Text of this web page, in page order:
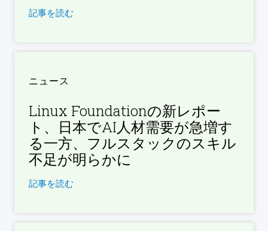
記事を読む
ニュース
Linux Foundationの新レポー
ト、日本でAI人材需要が急増す
る一方、フルスタックのスキル
不足が明らかに
記事を読む